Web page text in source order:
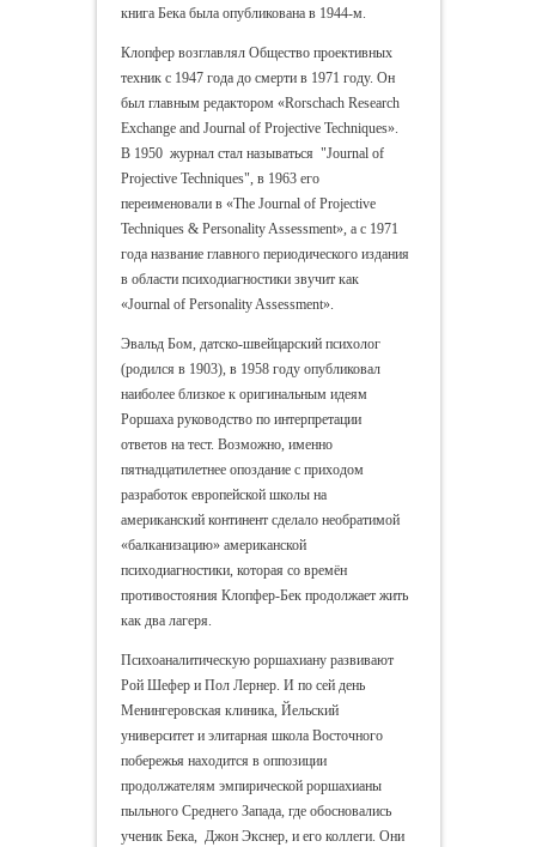
книга Бека была опубликована в 1944-м.
Клопфер возглавлял Общество проективных
техник с 1947 года до смерти в 1971 году. Он
был главным редактором «Rorschach Research
Exchange and Journal of Projective Techniques».
В 1950 журнал стал называться "Journal of
Projective Techniques", в 1963 его
переименовали в «The Journal of Projective
Techniques & Personality Assessment», а с 1971
года название главного периодического издания
в области психодиагностики звучит как
«Journal of Personality Assessment».
Эвальд Бом, датско-швейцарский психолог
(родился в 1903), в 1958 году опубликовал
наиболее близкое к оригинальным идеям
Роршаха руководство по интерпретации
ответов на тест. Возможно, именно
пятнадцатилетнее опоздание с приходом
разработок европейской школы на
американский континент сделало необратимой
«балканизацию» американской
психодиагностики, которая со времён
противостояния Клопфер-Бек продолжает жить
как два лагеря.
Психоаналитическую роршахиану развивают
Рой Шефер и Пол Лернер. И по сей день
Менингеровская клиника, Йельский
университет и элитарная школа Восточного
побережья находится в оппозиции
продолжателям эмпирической роршахианы
пыльного Среднего Запада, где обосновались
ученик Бека, Джон Экснер, и его коллеги. Они